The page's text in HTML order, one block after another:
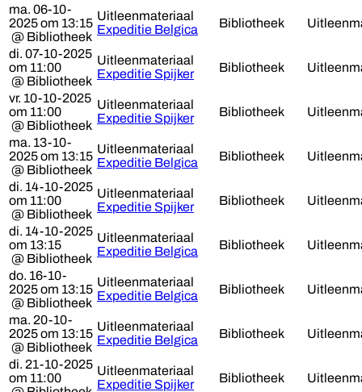
ma. 06-10-
2025 om 13:15
@ Bibliotheek
Uitleenmateriaal
Expeditie Belgica
Bibliotheek
di. 07-10-2025
om 11:00
@ Bibliotheek
Uitleenmateriaal
Expeditie Spijker
Bibliotheek
vr. 10-10-2025
om 11:00
@ Bibliotheek
Uitleenmateriaal
Expeditie Spijker
Bibliotheek
ma. 13-10-
2025 om 13:15
@ Bibliotheek
Uitleenmateriaal
Expeditie Belgica
Bibliotheek
di. 14-10-2025
om 11:00
@ Bibliotheek
Uitleenmateriaal
Expeditie Spijker
Bibliotheek
di. 14-10-2025
om 13:15
@ Bibliotheek
Uitleenmateriaal
Expeditie Belgica
Bibliotheek
do. 16-10-
2025 om 13:15
@ Bibliotheek
Uitleenmateriaal
Expeditie Belgica
Bibliotheek
ma. 20-10-
2025 om 13:15
@ Bibliotheek
Uitleenmateriaal
Expeditie Belgica
Bibliotheek
di. 21-10-2025
om 11:00
Uitleenmateriaal
Expeditie Spijker
Bibliotheek